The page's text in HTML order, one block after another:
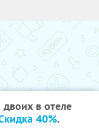
в отеле
40%.